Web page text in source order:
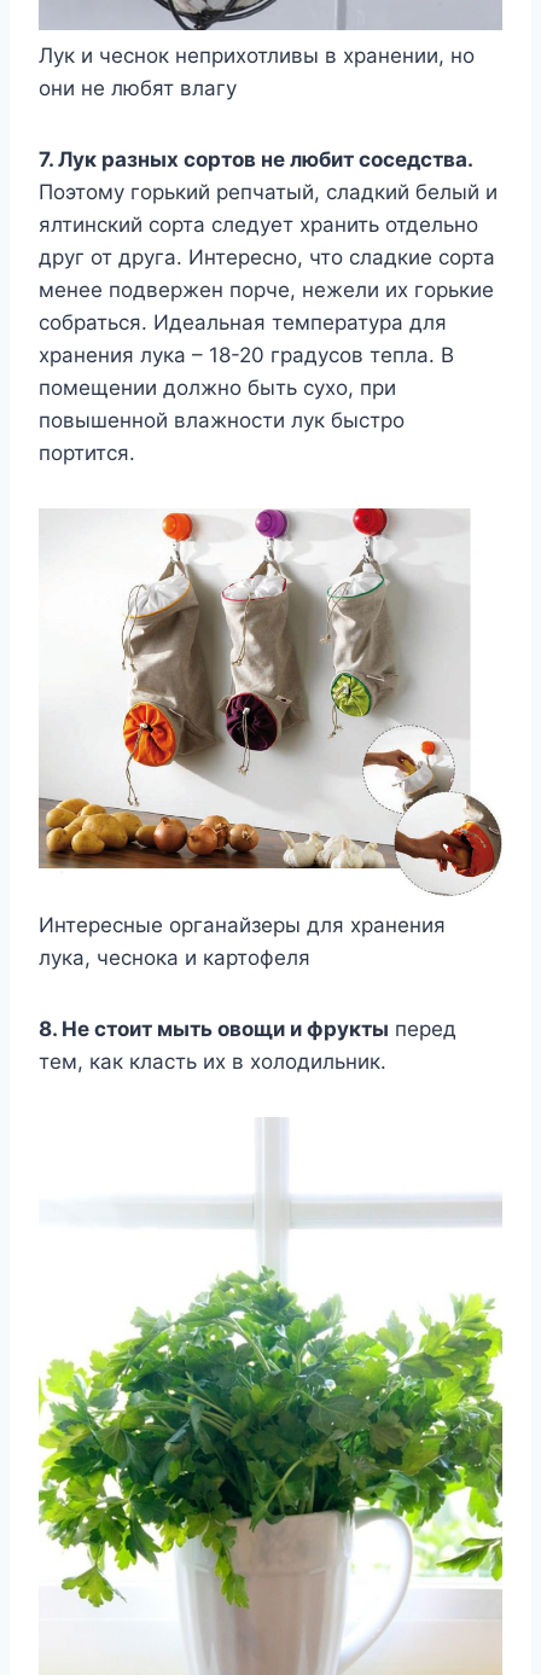
Лук и чеснок неприхотливы в хранении, но
они не любят влагу
7. Лук разных сортов не любит соседства.
Поэтому горький репчатый, сладкий белый и
ялтинский сорта следует хранить отдельно
друг от друга. Интересно, что сладкие сорта
менее подвержен порче, нежели их горькие
собраться. Идеальная температура для
хранения лука – 18-20 градусов тепла. В
помещении должно быть сухо, при
повышенной влажности лук быстро
портится.
Интересные органайзеры для хранения
лука, чеснока и картофеля
8. Не стоит мыть овощи и фрукты перед
тем, как класть их в холодильник.